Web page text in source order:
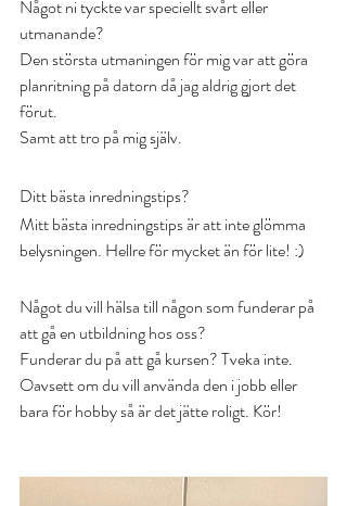
Något ni tyckte var speciellt svårt eller
utmanande?
Den största utmaningen för mig var att göra
planritning på datorn då jag aldrig gjort det
förut.
Samt att tro på mig själv.
Ditt bästa inredningstips?
Mitt bästa inredningstips är att inte glömma
belysningen. Hellre för mycket än för lite! :)
Något du vill hälsa till någon som funderar på
att gå en utbildning hos oss?
Funderar du på att gå kursen? Tveka inte.
Oavsett om du vill använda den i jobb eller
bara för hobby så är det jätte roligt. Kör!